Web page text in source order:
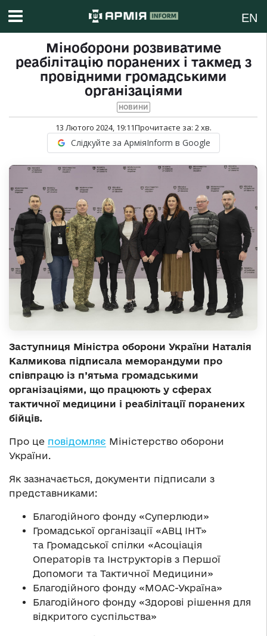
EN
Міноборони розвиватиме
реабілітацію поранених і такмед з
провідними громадськими
організаціями
НОВИНИ
13 Лютого 2024, 19:11Прочитаєте за: 2хв.
Слідкуйте за АрміяInform в Google
Заступниця Міністра оборони України Наталія
Калмикова підписала меморандуми про
співпрацю із п’ятьма громадськими
організаціями, що працюють у сферах
тактичної медицини і реабілітації поранених
бійців.
Про це повідомляє Міністерство оборони
України.
Як зазначається, документи підписали з
представниками:
Благодійного фонду «Суперлюди»
Громадської організації «АВЦ ІНТ»
та Громадської спілки «Асоціація
Операторів та Інструкторів з Першої
Допомоги та Тактичної Медицини»
Благодійного фонду «МОАС-Україна»
Благодійного фонду «Здорові рішення для
відкритого суспільства»